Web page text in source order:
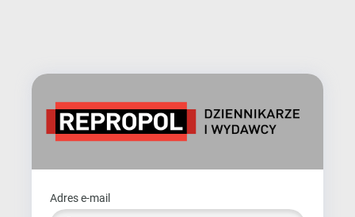
Adres e-mail